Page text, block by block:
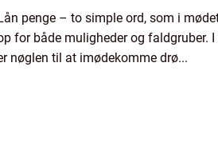
penge – to simple ord, som i
for både muligheder og faldgruber.
nøglen til at imødekomme drø...